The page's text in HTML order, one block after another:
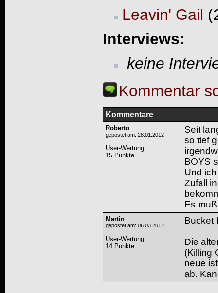
Leavin' Gail
Interviews:
keine
Kommentar
Kommentare
Roberto
gepostet am: 28.01.2012
User-Wertung:
15 Punkte
Seit
so tief
BOYS
Und
Zufall
Es
Martin
gepostet am: 06.03.2012
User-Wertung:
14 Punkte
Bucket
Die
(Killing
neue
ab.